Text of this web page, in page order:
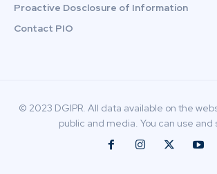
Proactive Dosclosure of Information
Contact PIO
© 2023 DGIPR. All data available on the
public and media. You can use and